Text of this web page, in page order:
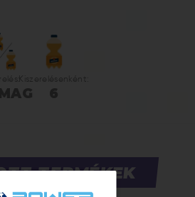
Kiszerelésenként:
6
TERMÉKEK